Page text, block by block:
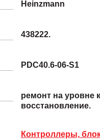
Heinzmann
438222.
PDC40.6-06-S1
ремонт на уровне
восстановление.
Контроллеры,